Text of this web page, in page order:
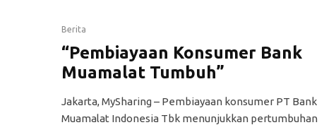
Berita
“Pembiayaan Konsumer Bank
Muamalat Tumbuh”
Jakarta, MySharing – Pembiayaan konsumer PT Bank
Muamalat Indonesia Tbk menunjukkan pertumbuhan